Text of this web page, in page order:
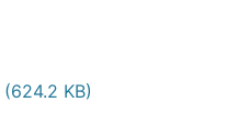
(624.2 KB)